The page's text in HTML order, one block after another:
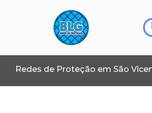
Redes de Proteção em São